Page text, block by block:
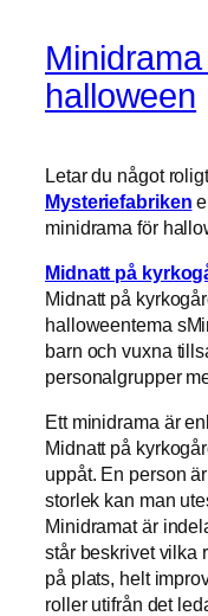
halloween
Letar du något
Mysteriefabriken
minidrama för
Midnatt på
Midnatt på
halloweentema
barn och vuxna
personalgrupper
Ett minidrama är
Midnatt på
uppåt. En person
storlek kan man
Minidramat är
står beskrivet vilka
på plats, helt
roller utifrån det